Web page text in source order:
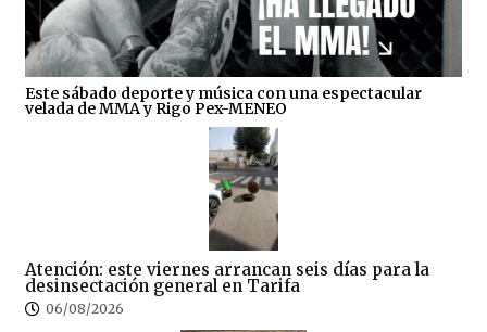
Este sábado deporte y música con una espectacular
velada de MMA y Rigo Pex-MENEO
Atención: este viernes arrancan seis días para la
desinsectación general en Tarifa
06/08/2026